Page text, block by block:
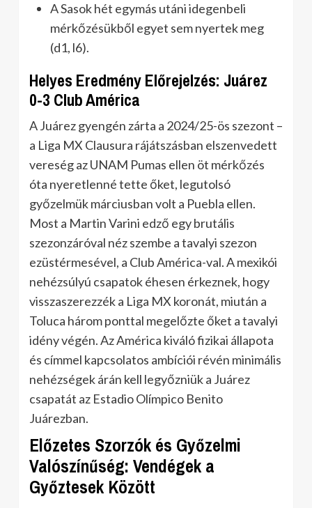
A Sasok hét egymás utáni idegenbeli
mérkőzésükből egyet sem nyertek meg
(d1, l6).
Helyes Eredmény Előrejelzés: Juárez
0-3 Club América
A Juárez gyengén zárta a 2024/25-ös szezont –
a Liga MX Clausura rájátszásban elszenvedett
vereség az UNAM Pumas ellen öt mérkőzés
óta nyeretlenné tette őket, legutolsó
győzelmük márciusban volt a Puebla ellen.
Most a Martin Varini edző egy brutális
szezonzáróval néz szembe a tavalyi szezon
ezüstérmesével, a Club América-val. A mexikói
nehézsúlyú csapatok éhesen érkeznek, hogy
visszaszerezzék a Liga MX koronát, miután a
Toluca három ponttal megelőzte őket a tavalyi
idény végén. Az América kiváló fizikai állapota
és címmel kapcsolatos ambíciói révén minimális
nehézségek árán kell legyőzniük a Juárez
csapatát az Estadio Olímpico Benito
Juárezban.
Előzetes Szorzók és Győzelmi
Valószínűség: Vendégek a
Győztesek Között